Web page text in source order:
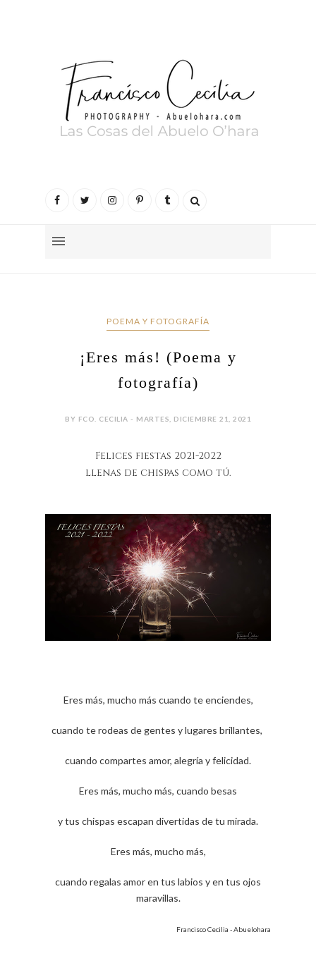
POEMA Y FOTOGRAFÍA
¡Eres más! (Poema y
fotografía)
BY FCO. CECILIA - MARTES, DICIEMBRE 21, 2021
Felices fiestas 2021-2022
llenas de chispas como tú.
Eres más, mucho más cuando te enciendes,
cuando te rodeas de gentes y lugares brillantes,
cuando compartes amor, alegría y felicidad.
Eres más, mucho más, cuando besas
y tus chispas escapan divertidas de tu mirada.
Eres más, mucho más,
cuando regalas amor en tus labios y en tus ojos
maravillas.
Francisco Cecilia - Abuelohara